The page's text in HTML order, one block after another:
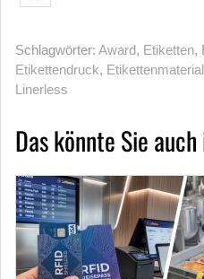
Schlagwörter: Award, Etiketten,
Etikettendruck, Etikettenmaterial
Linerless
Das könnte Sie